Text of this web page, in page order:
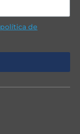
política de